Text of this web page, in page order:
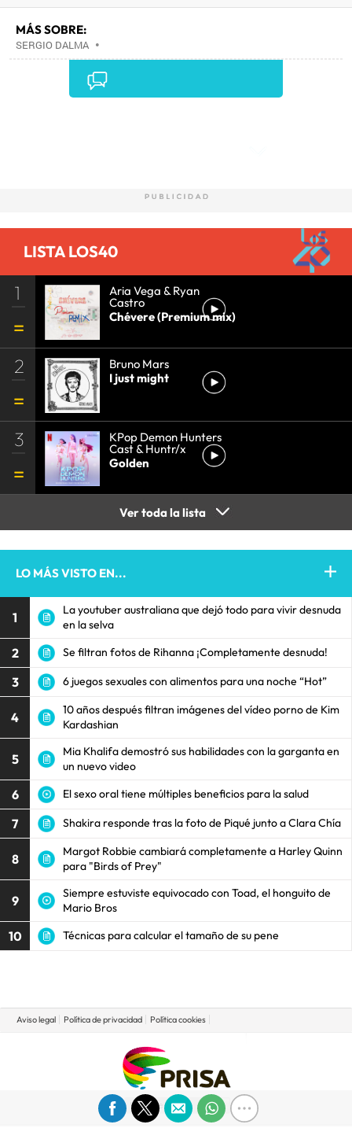
MÁS SOBRE:
SERGIO DALMA •
LISTA LOS40
1 Aria Vega & Ryan
Castro
Chévere (Premium mix)
2
Bruno Mars
I just might
3 KPop Demon Hunters
Cast & Huntr/x
Golden
Ver toda la lista
LO MÁS VISTO EN...
1
La youtuber australiana que dejó todo para vivir desnuda
en la selva
2 Se filtran fotos de Rihanna ¡Completamente desnuda!
3 6 juegos sexuales con alimentos para una noche “Hot”
4
10 años después filtran imágenes del vídeo porno de Kim
Kardashian
5
Mia Khalifa demostró sus habilidades con la garganta en
un nuevo video
6 El sexo oral tiene múltiples beneficios para la salud
7 Shakira responde tras la foto de Piqué junto a Clara Chía
8
Margot Robbie cambiará completamente a Harley Quinn
para "Birds of Prey"
9
Siempre estuviste equivocado con Toad, el honguito de
Mario Bros
10 Técnicas para calcular el tamaño de su pene
Aviso legal Política de privacidad Política cookies